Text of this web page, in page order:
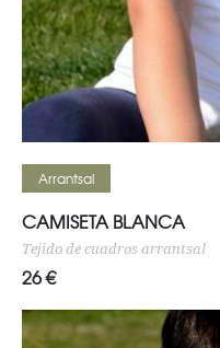
Seleccionar opciones
Arrantsal
CAMISETA BLANCA
Tejido de cuadros arrantsal
26€